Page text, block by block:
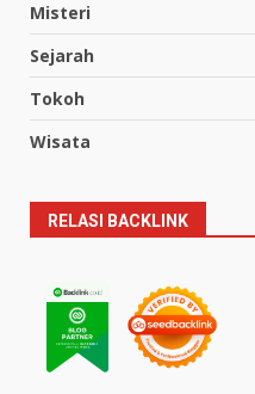
Misteri
Sejarah
Tokoh
Wisata
RELASI BACKLINK